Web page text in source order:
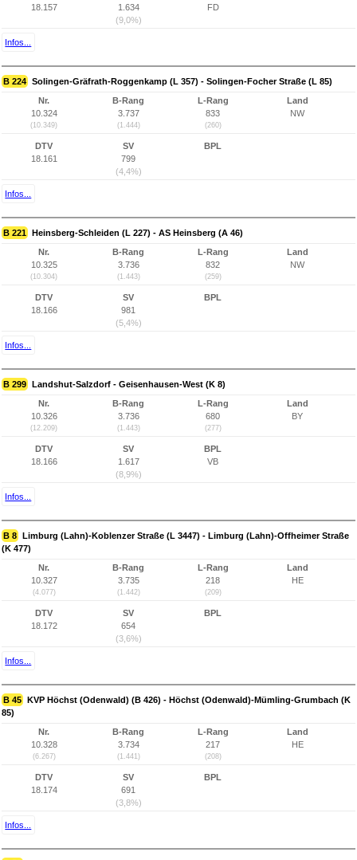
18.157
1.634
(9,0%)
FD
Infos...
B 224 Solingen-Gräfrath-Roggenkamp (L 357) - Solingen-Focher Straße (L 85)
Nr.
10.324
(10.349)
B-Rang
3.737
(1.444)
L-Rang
833
(260)
Land
NW
DTV
18.161
SV
799
(4,4%)
BPL
Infos...
B 221 Heinsberg-Schleiden (L 227) - AS Heinsberg (A 46)
Nr.
10.325
(10.304)
B-Rang
3.736
(1.443)
L-Rang
832
(259)
Land
NW
DTV
18.166
SV
981
(5,4%)
BPL
Infos...
B 299 Landshut-Salzdorf - Geisenhausen-West (K 8)
Nr.
10.326
(12.209)
B-Rang
3.736
(1.443)
L-Rang
680
(277)
Land
BY
DTV
18.166
SV
1.617
(8,9%)
BPL
VB
Infos...
B 8 Limburg (Lahn)-Koblenzer Straße (L 3447) - Limburg (Lahn)-Offheimer Straße
(K 477)
Nr.
10.327
(4.077)
B-Rang
3.735
(1.442)
L-Rang
218
(209)
Land
HE
DTV
18.172
SV
654
(3,6%)
BPL
Infos...
B 45 KVP Höchst (Odenwald) (B 426) - Höchst (Odenwald)-Mümling-Grumbach (K
85)
Nr.
10.328
(6.267)
B-Rang
3.734
(1.441)
L-Rang
217
(208)
Land
HE
DTV
18.174
SV
691
(3,8%)
BPL
Infos...